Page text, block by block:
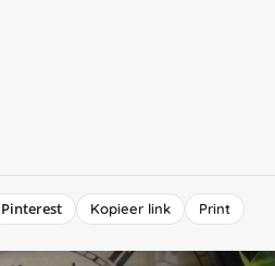
Pinterest Kopieer link Print